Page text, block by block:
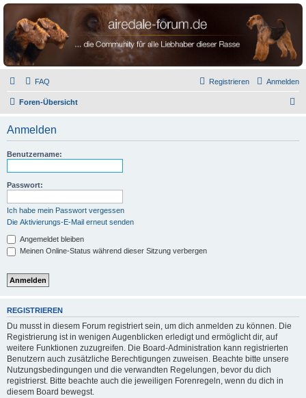
airedale-forum.de
FAQ Anmelden
Registrieren
Foren-Übersicht
Anmelden
Benutzername:
Passwort:
Ich habe mein Passwort vergessen
Die Aktivierungs-E-Mail erneut senden
Angemeldet bleiben
Meinen Online-Status während dieser Sitzung verbergen
REGISTRIEREN
Du musst in diesem Forum registriert sein, um dich anmelden zu können. Die
Registrierung ist in wenigen Augenblicken erledigt und ermöglicht dir, auf
weitere Funktionen zuzugreifen. Die Board-Administration kann registrierten
Benutzern auch zusätzliche Berechtigungen zuweisen. Beachte bitte unsere
Nutzungsbedingungen und die verwandten Regelungen, bevor du dich
registrierst. Bitte beachte auch die jeweiligen Forenregeln, wenn du dich in
diesem Board bewegst.